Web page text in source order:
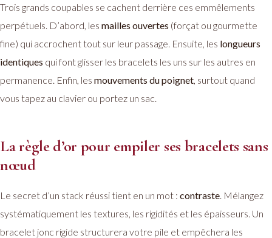
Trois grands coupables se cachent derrière ces emmêlements
perpétuels. D’abord, les mailles ouvertes (forçat ou gourmette
fine) qui accrochent tout sur leur passage. Ensuite, les longueurs
identiques qui font glisser les bracelets les uns sur les autres en
permanence. Enfin, les mouvements du poignet , surtout quand
vous tapez au clavier ou portez un sac.
La règle d’or pour empiler ses bracelets sans
nœud
Le secret d’un stack réussi tient en un mot : contraste . Mélangez
systématiquement les textures, les rigidités et les épaisseurs. Un
bracelet jonc rigide structurera votre pile et empêchera les